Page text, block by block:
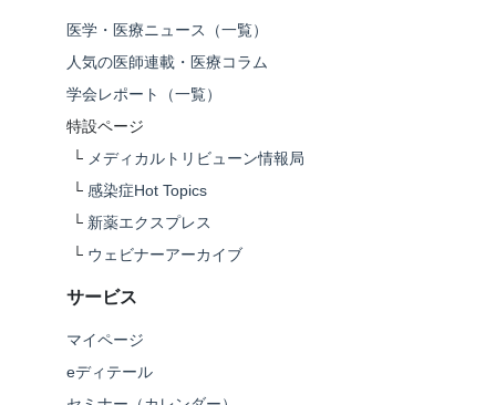
医学・医療ニュース（一覧）
人気の医師連載・医療コラム
学会レポート（一覧）
特設ページ
└ メディカルトリビューン情報局
└ 感染症Hot Topics
└ 新薬エクスプレス
└ ウェビナーアーカイブ
サービス
マイページ
eディテール